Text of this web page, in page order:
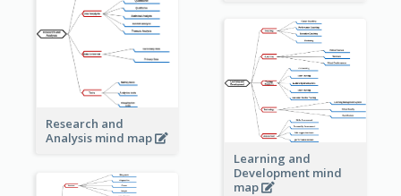
Research and
Analysis mind map
Learning and
Development mind
map